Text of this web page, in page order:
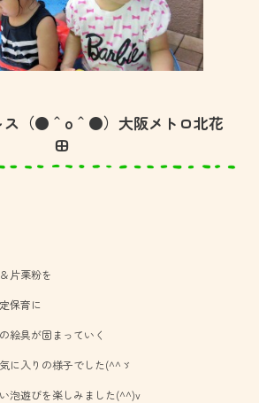
（●＾o＾●）大阪メトロ北花
田
片栗粉を
保育に
絵具が固まっていく
に入りの様子でした(^^ゞ
泡遊びを楽しみました(^^)v